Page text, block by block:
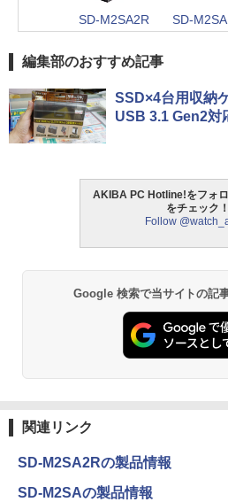
SD-M2SA2R SD-M2SA
編集部のおすすめ記事
SSD×4台用収納
USB 3.1 Gen2対
AKIBA PC Hotline!をフォ
をチェック！
Follow
Google 検索で当サイトの記
関連リンク
SD-M2SA2Rの製品情報
SD-M2SAの製品情報